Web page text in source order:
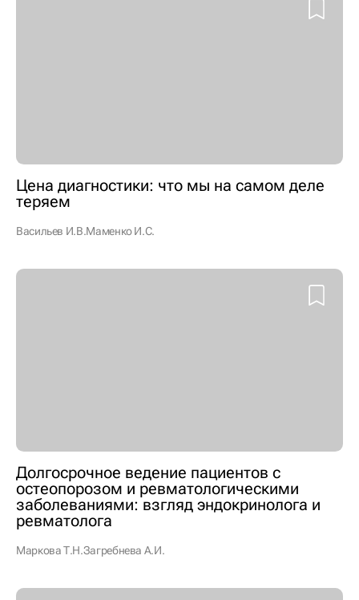
Цена диагностики: что мы на самом деле
теряем
Васильев И.В.Маменко И.С.
Долгосрочное ведение пациентов с
остеопорозом и ревматологическими
заболеваниями: взгляд эндокринолога и
ревматолога
Маркова Т.Н.Загребнева А.И.